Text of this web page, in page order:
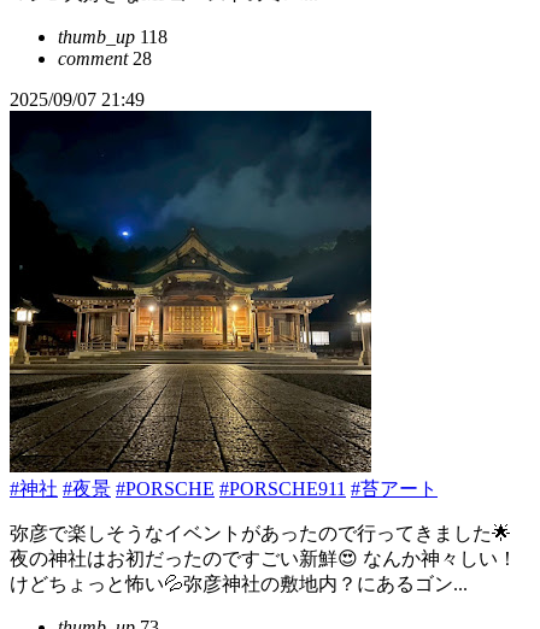
thumb_up 118
comment28
2025/09/07 21:49
#神社 #夜景 #PORSCHE #PORSCHE911 #苔アート
弥彦で楽しそうなイベントがあったので行ってきました🌟
夜の神社はお初だったのですごい新鮮😍 なんか神々しい！
けどちょっと怖い💦弥彦神社の敷地内？にあるゴン...